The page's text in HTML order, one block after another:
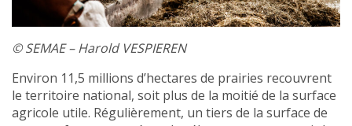
© SEMAE – Harold VESPIEREN
Environ 11,5 millions d’hectares de prairies recouvrent
le territoire national, soit plus de la moitié de la surface
agricole utile. Régulièrement, un tiers de la surface de